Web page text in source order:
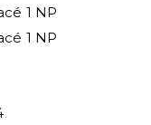
1 NP
1 NP